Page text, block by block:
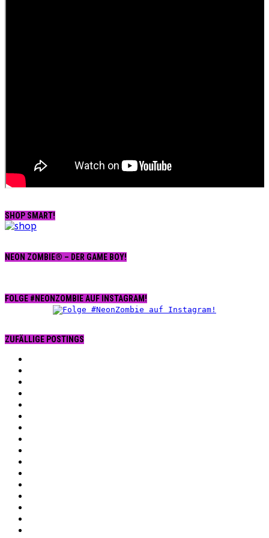
SHOP SMART!
NEON ZOMBIE® – DER GAME BOY!
FOLGE #NEONZOMBIE AUF INSTAGRAM!
ZUFÄLLIGE POSTINGS